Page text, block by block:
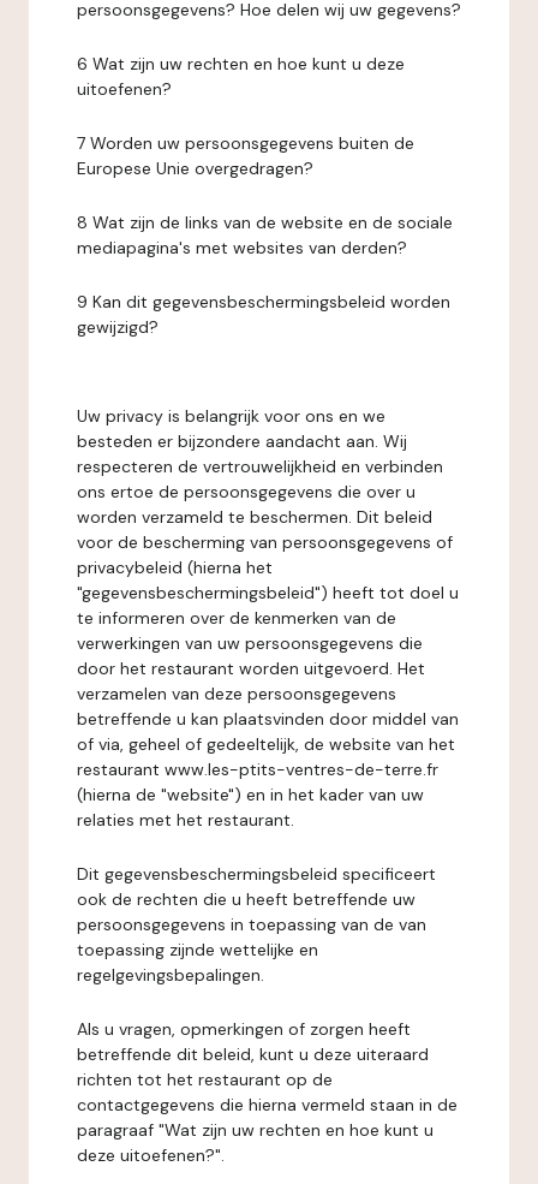
persoonsgegevens? Hoe delen wij uw gegevens?
6 Wat zijn uw rechten en hoe kunt u deze
uitoefenen?
7 Worden uw persoonsgegevens buiten de
Europese Unie overgedragen?
8 Wat zijn de links van de website en de sociale
mediapagina's met websites van derden?
9 Kan dit gegevensbeschermingsbeleid worden
gewijzigd?
Uw privacy is belangrijk voor ons en we
besteden er bijzondere aandacht aan. Wij
respecteren de vertrouwelijkheid en verbinden
ons ertoe de persoonsgegevens die over u
worden verzameld te beschermen. Dit beleid
voor de bescherming van persoonsgegevens of
privacybeleid (hierna het
"gegevensbeschermingsbeleid") heeft tot doel u
te informeren over de kenmerken van de
verwerkingen van uw persoonsgegevens die
door het restaurant worden uitgevoerd. Het
verzamelen van deze persoonsgegevens
betreffende u kan plaatsvinden door middel van
of via, geheel of gedeeltelijk, de website van het
restaurant www.les-ptits-ventres-de-terre.fr
(hierna de "website") en in het kader van uw
relaties met het restaurant.
Dit gegevensbeschermingsbeleid specificeert
ook de rechten die u heeft betreffende uw
persoonsgegevens in toepassing van de van
toepassing zijnde wettelijke en
regelgevingsbepalingen.
Als u vragen, opmerkingen of zorgen heeft
betreffende dit beleid, kunt u deze uiteraard
richten tot het restaurant op de
contactgegevens die hierna vermeld staan in de
paragraaf "Wat zijn uw rechten en hoe kunt u
deze uitoefenen?".